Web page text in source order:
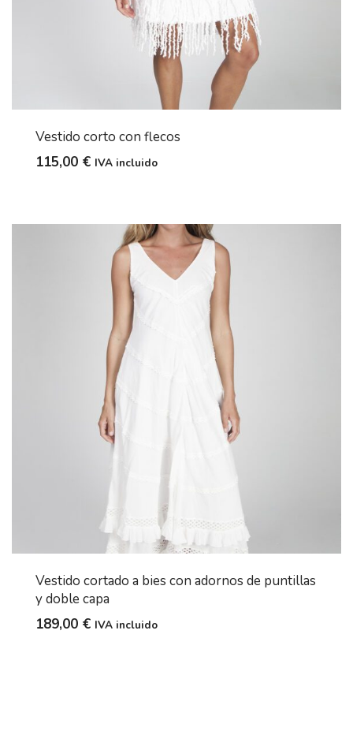
Vestido corto con flecos
115,00 € IVA incluido
Vestido cortado a bies con adornos de puntillas
y doble capa
189,00 € IVA incluido